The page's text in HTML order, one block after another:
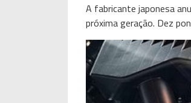
A fabricante japonesa
próxima geração. Dez